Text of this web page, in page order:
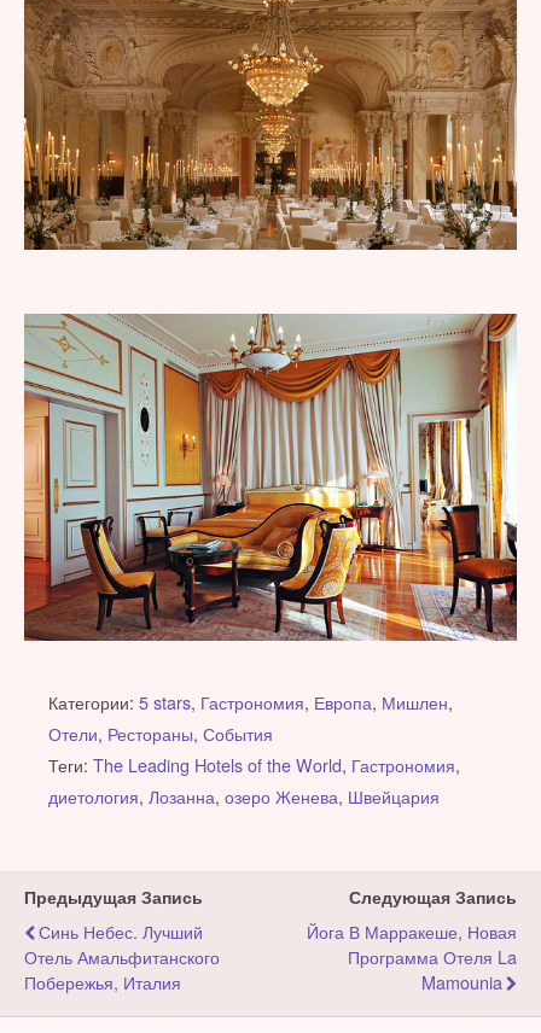
Категории: 5 stars, Гастрономия, Европа, Мишлен,
Отели, Рестораны, События
Теги: The Leading Hotels of the World, Гастрономия,
диетология, Лозанна, озеро Женева, Швейцария
Предыдущая Запись
Синь Небес. Лучший
Отель Амальфитанского
Побережья, Италия
Следующая Запись
Йога В Марракеше, Новая
Программа Отеля La
Mamounia